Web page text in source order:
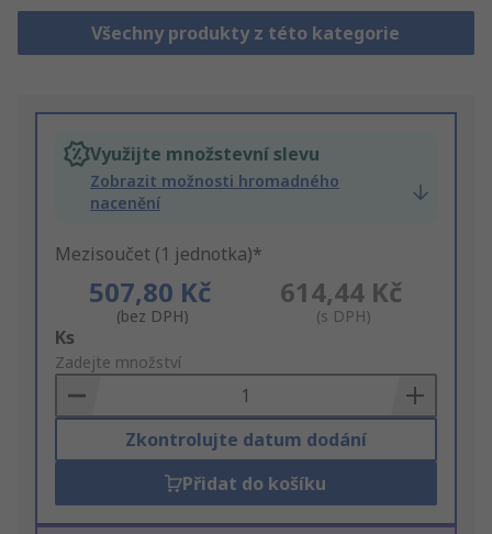
Všechny produkty z této kategorie
Využijte množstevní slevu
Zobrazit možnosti hromadného
nacenění
Mezisoučet (1 jednotka)*
507,80 Kč
(bez DPH)
614,44 Kč
(s DPH)
Add
to
Basket
Ks
Zadejte množství
Zkontrolujte datum dodání
Přidat do košíku